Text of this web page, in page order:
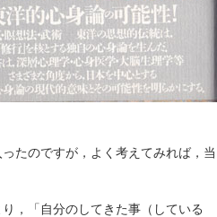
たのですが，よく考えてみれば，当
，「自分のしてきた事（している